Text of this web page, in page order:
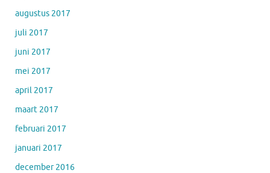
augustus 2017
juli 2017
juni 2017
mei 2017
april 2017
maart 2017
februari 2017
januari 2017
december 2016